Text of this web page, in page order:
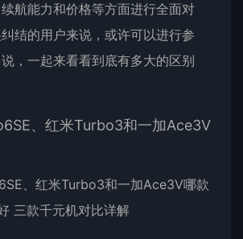
航能力和价格等方面进行全面对
结的用户来说，或许可以进行参
，一起来看看到底有多大的区别
、 红米Turbo3和一加Ace3V